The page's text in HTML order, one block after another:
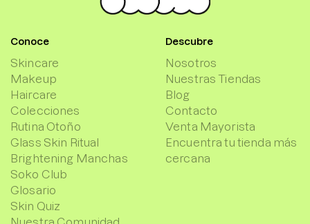
Conoce
Skincare
Makeup
Haircare
Colecciones
Rutina Otoño
Glass Skin Ritual
Brightening Manchas
Soko Club
Glosario
Skin Quiz
Descubre
Nosotros
Nuestras Tiendas
Blog
Contacto
Venta Mayorista
Encuentra tu tienda más
cercana